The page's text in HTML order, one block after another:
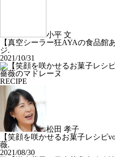
小平 文
【真空シーラー狂AYAの食品館
ジ.
2021/10/31
RECIPE
松田 孝子
【笑顔を咲かせるお菓子レシピ
薇.
2021/08/30